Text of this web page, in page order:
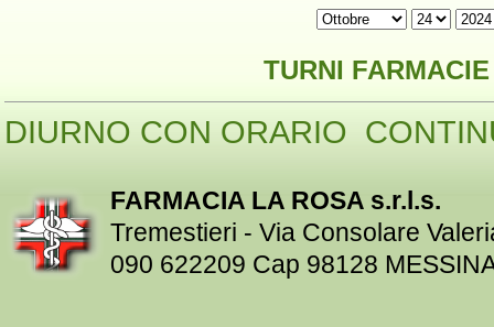
TURNI
DIURNO CON ORARIO
FARMACIA LA ROSA s.r.l.s.
Tremestieri - Via Consolare
090 622209 Cap 98128